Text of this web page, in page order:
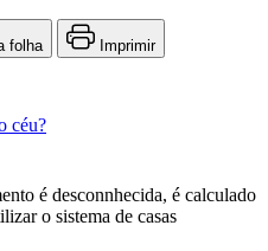
folha Imprimir
céu?
é desconnhecida, é calculado
o sistema de casas